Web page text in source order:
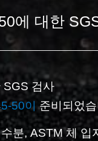
에 대한
SGS 검사
50이 준비되었
분, ASTM 체 입